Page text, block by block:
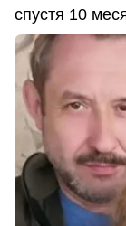
спустя 10